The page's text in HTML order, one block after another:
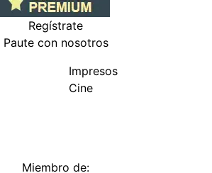
Regístrate
Paute con nosotros
Impresos
Cine
Miembro de: